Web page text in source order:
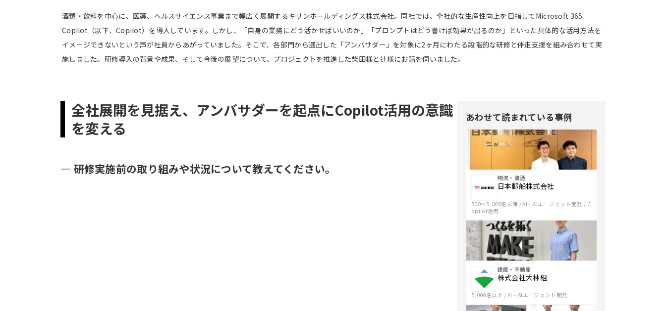
酒類・飲料を中心に、医薬、ヘルスサイエンス事業まで幅広く展開するキリンホールディングス株式会社。同社では、全社的な生産性向上を目指してMicrosoft 365
Copilot（以下、Copilot）を導入しています。しかし、「自身の業務にどう活かせばいいのか」「プロンプトはどう書けば効果が出るのか」といった具体的な活用方法を
イメージできないという声が社員からあがっていました。そこで、各部門から選出した「アンバサダー」を対象に2ヶ月にわたる段階的な研修と伴走支援を組み合わせて実
施しました。研修導入の背景や成果、そして今後の展望について、プロジェクトを推進した柴田様と辻様にお話を伺いました。
全社展開を見据え、アンバサダーを起点にCopilot活用の意識
を変える
― 研修実施前の取り組みや状況について教えてください。
30〜
あわせて読まれている事例
物流・流通
日本郵船株式会社
500〜5,000名未満 /AI・AIエージェント開発 / C
opilot活用
建設・不動産
株式会社大林組
5,000名以上 / AI・AIエージェント開発